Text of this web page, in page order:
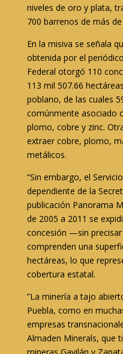
niveles de oro y plata,
700 barrenos de más
En la misiva se señala
obtenida por el
Federal otorgó 110
113 mil 507.66
poblano, de las cuales
comúnmente asociado
plomo, cobre y zinc.
extraer cobre, plomo,
metálicos.
“Sin embargo, el
dependiente de la
publicación Panorama
de 2005 a 2011 se
concesión —sin
comprenden una
hectáreas, lo que
cobertura estatal.
”La minería a tajo
Puebla, como en
empresas
Almaden Minerals, que